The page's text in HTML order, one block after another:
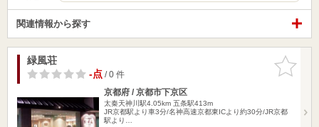
関連情報から探す
お気に入
りに追加
緑風荘
-点/ 0 件
京都府 / 京都市下京区
太秦天神川駅4.05km 五条駅413m
JR京都駅より車3分/名神高速京都東ICより約30分/JR京都
駅より…